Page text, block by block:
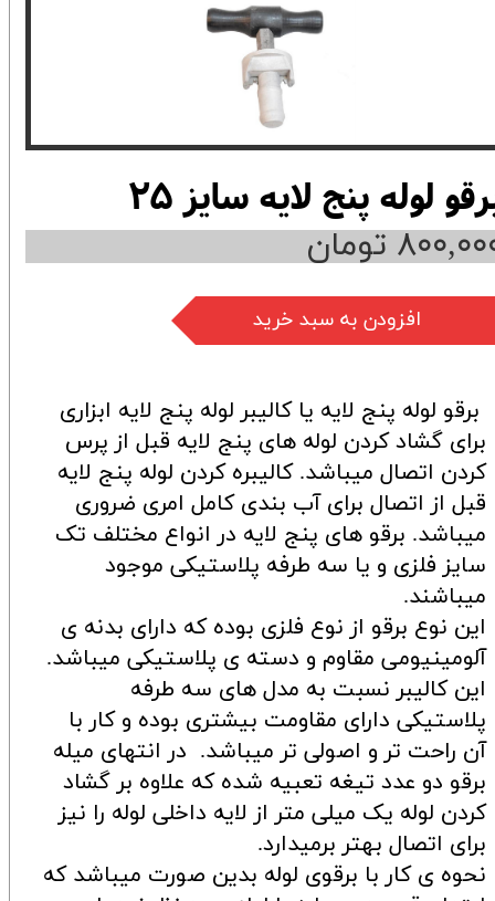
لوله پنج لایه سایز ۲۵
تومان
افزودن به سبد خرید
برقو لوله پنج لایه یا کالیبر لوله پنج لایه ابزاری
برای گشاد کردن لوله های پنج لایه قبل از پرس
کردن اتصال میباشد. کالیبره کردن لوله پنج لایه
قبل از اتصال برای آب بندی کامل امری ضروری
میباشد. برقو های پنج لایه در انواع مختلف تک
سایز فلزی و یا سه طرفه پلاستیکی موجود
میباشند.
این نوع برقو از نوع فلزی بوده که دارای بدنه ی
آلومینیومی مقاوم و دسته ی پلاستیکی میباشد.
این کالیبر نسبت به مدل های سه طرفه
پلاستیکی دارای مقاومت بیشتری بوده و کار با
آن راحت تر و اصولی تر میباشد. در انتهای میله
برقو دو عدد تیغه تعبیه شده که علاوه بر گشاد
کردن لوله یک میلی متر از لایه داخلی لوله را نیز
برای اتصال بهتر برمیدارد.
نحوه ی کار با برقوی لوله بدین صورت میباشد که